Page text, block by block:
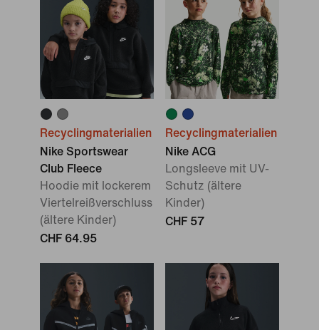
Recyclingmaterialien
Nike Sportswear
Club Fleece
Hoodie mit lockerem
Viertelreißverschluss
(ältere Kinder)
CHF 64.95
Recyclingmaterialien
Nike ACG
Longsleeve mit UV-
Schutz (ältere
Kinder)
CHF 57